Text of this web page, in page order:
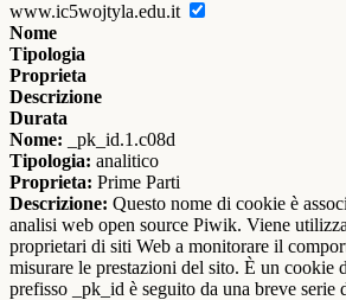
www.ic5wojtyla.edu.it
Nome
Tipologia
Proprieta
Descrizione
Durata
Nome: _pk_id.1.c08d
Tipologia: analitico
Proprieta: Prime Parti
Descrizione: Questo nome di cookie è
analisi web open source Piwik. Viene
proprietari di siti Web a monitorare il
misurare le prestazioni del sito. È un cookie
prefisso _pk_id è seguito da una breve serie